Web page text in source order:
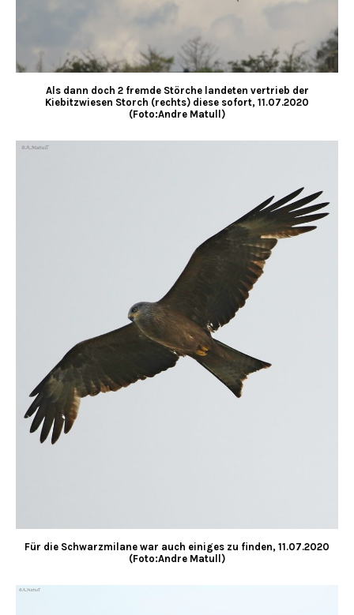
Als dann doch 2 fremde Störche landeten vertrieb der
Kiebitzwiesen Storch (rechts) diese sofort, 11.07.2020
(Foto:Andre Matull)
Für die Schwarzmilane war auch einiges zu finden, 11.07.2020
(Foto:Andre Matull)